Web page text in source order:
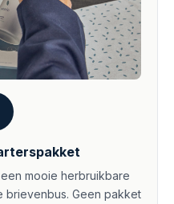
mooie herbruikbare
brievenbus. Geen pakket